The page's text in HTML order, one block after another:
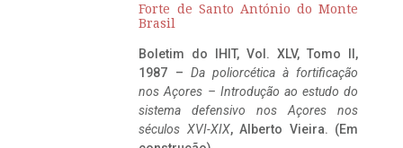
Forte de Santo António do Monte
Brasil
Boletim do IHIT, Vol. XLV, Tomo II,
1987 – Da poliorcética à fortificação
nos Açores – Introdução ao estudo do
sistema defensivo nos Açores nos
séculos XVI-XIX, Alberto Vieira. (Em